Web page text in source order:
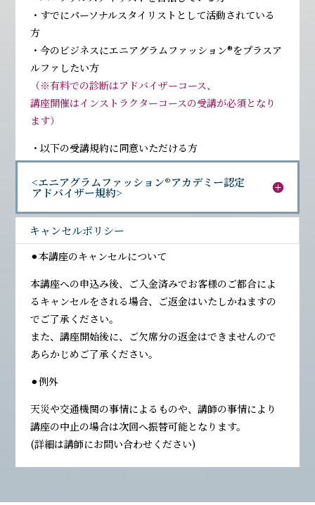
・すでにパーソナルスタイリストとして活動されている
方
・今のビジネスにエニアグラムファッション®︎をプラスア
ルファしたい方
（※有料での診断はアドバイザーコース、
講座開催はインストラクターコースの受講が必須となり
ます）
・以下の受講規約に同意いただける方
<エニアグラムファッション®︎アカデミー認定
アドバイザー規約>
キャンセルポリシー
⚫︎本講座のキャンセルについて
本講座への申込み後、ご入金済みでお客様のご都合によ
るキャンセルをされる場合、ご返金はいたしかねますの
でご了承ください。
また、講座開始後に、ご欠席分の返金はできませんので
あらかじめご了承ください。
⚫︎例外
天災や交通機関の事情によるものや、講師の事情により
講座の中止の場合は次回へ振替可能となります。
(詳細は講師にお問い合わせください)